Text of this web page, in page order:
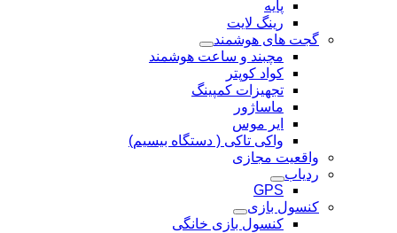
پایه
رینگ لایت
گجت های هوشمند
مچبند و ساعت هوشمند
کواد کوپتر
تجهیزات کمپینگ
ماساژور
ایر موس
واکی تاکی ( دستگاه بیسیم)
واقعیت مجازی
ردیاب
GPS
کنسول بازی
کنسول بازی خانگی